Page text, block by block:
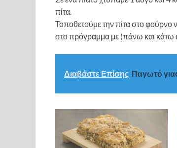
πίτα.
Τοποθετούμε την πίτα στο φούρνο
στο πρόγραμμα με (πάνω και κάτω
Διαβάστε Επίσης Παγωτό